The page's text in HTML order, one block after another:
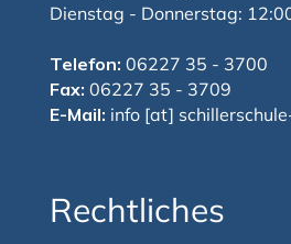
Dienstag - Donnerstag:
Telefon: 06227 35 - 3700
Fax: 06227 35 - 3709
E-Mail: info [at]
Rechtliches